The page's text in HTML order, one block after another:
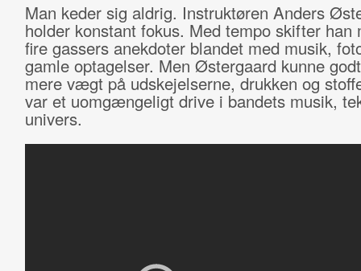
Man keder sig aldrig. Instruktøren Anders
holder konstant fokus. Med tempo skifter han
fire gassers anekdoter blandet med musik,
gamle optagelser. Men Østergaard kunne
mere vægt på udskejelserne, drukken og
var et uomgængeligt drive i bandets musik,
univers.